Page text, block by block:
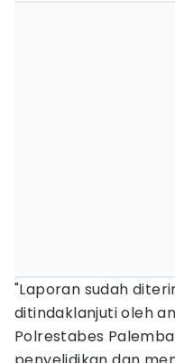
"Laporan sudah
ditindaklanjuti oleh
Polrestabes